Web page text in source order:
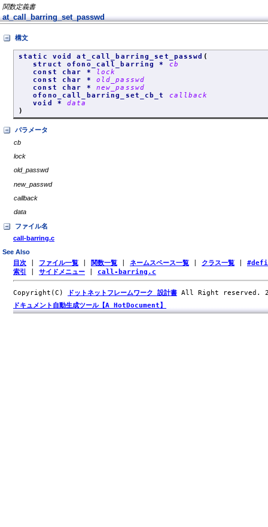
関数定義書
at_call_barring_set_passwd
構文
static void at_call_barring_set_passwd (
struct ofono_call_barring * cb
const char *
lock
const char * old_passwd
const char * new_passwd
ofono_call_barring_set_cb_t callback
void *data
)
パラメータ
cb
lock
old_passwd
new_passwd
callback
data
ファイル名
call-barring.c
See Also
目次 ファイル一覧 関数一覧 ネームスペース一覧 クラス一覧
索引
サイドメニュー call-barring.c
Copyright(C) ドットネットフレームワーク 設計書 All Right reserved.
ドキュメント自動生成ツール【A HotDocument】